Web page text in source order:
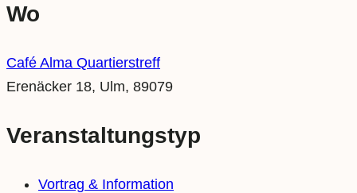
Wo
Café Alma Quartierstreff
Erenäcker 18, Ulm, 89079
Veranstaltungstyp
Vortrag & Information